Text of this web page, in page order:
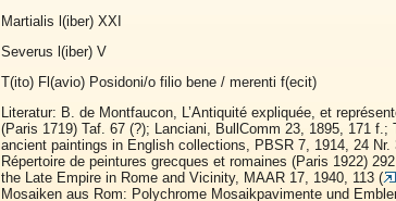
Martialis l(iber) XXI
Severus l(iber) V
T(ito) Fl(avio) Posidoni/o filio bene / merenti f(ecit)
Literatur: B. de Montfaucon, L’Antiquité expliquée, et
(Paris 1719) Taf. 67 (?); Lanciani, BullComm 23, 1895, 171 f.;
ancient paintings in English collections, PBSR 7, 1914, 24 Nr.
Répertoire de peintures grecques et romaines (Paris 1922)
the Late Empire in Rome and Vicinity, MAAR 17, 1940, 113 (
Mosaiken aus Rom: Polychrome Mosaikpavimente und